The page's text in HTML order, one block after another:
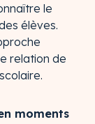
le
élèves.
relation de
moments